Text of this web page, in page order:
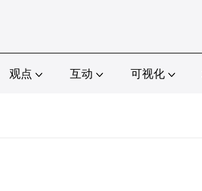
观点 互动 可视化